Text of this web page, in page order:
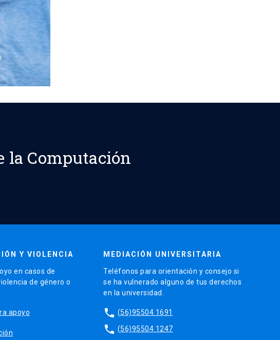
la Computación
Y VIOLENCIA
en casos de
de género o
apoyo
MEDIACIÓN UNIVERSITARIA
Teléfonos para orientación y consejo si
se ha vulnerado alguno de tus derechos
en la universidad.
phone (56)95504 1691
phone (56)95504 1247